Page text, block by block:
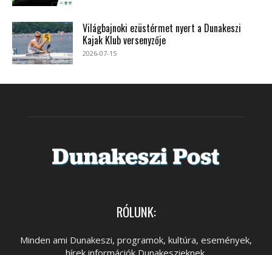
Világbajnoki ezüstérmet nyert a Dunakeszi
Kajak Klub versenyzője
2026-07-15
RÓLUNK:
Minden ami Dunakeszi, programok, kultúra, események,
hírek információk Dunakeszieknek.